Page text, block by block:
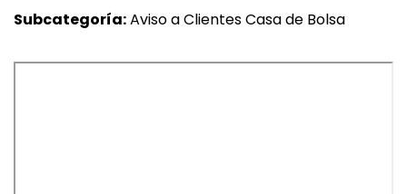
Subcategoría:Aviso a Clientes Casa de Bolsa